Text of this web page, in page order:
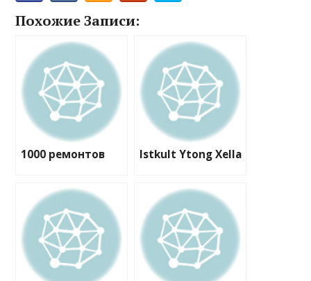
Похожие Записи:
1000 ремонтов Istkult Ytong Xella